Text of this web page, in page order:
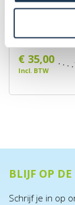
€ 35,00
Incl. BTW
BLIJF OP
Schrijf je in op